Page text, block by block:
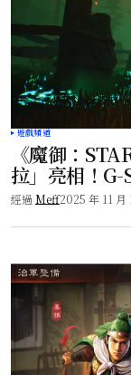
遊戲頻道
《魔御：
拉」亮相！
重點整理
經過 Meff2025 年 11 月